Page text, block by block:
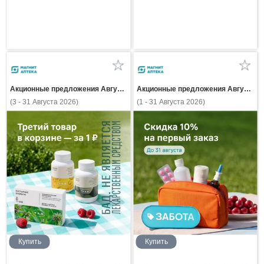
Акционные предложения Августа
(3 - 31 Августа 2026)
Купить
Акционные предложения Августа
(1 - 31 Августа 2026)
Купить